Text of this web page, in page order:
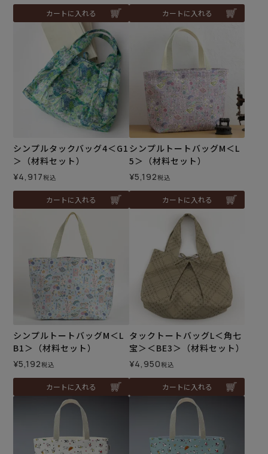
カートに入れる カートに入れる
シンプルタックバッグ4＜G1
＞（材料セット）
¥4,917税込
カートに入れる
シンプルトートバッグM＜L
5＞（材料セット）
¥5,192税込
カートに入れる
シンプルトートバッグM＜L
B1＞（材料セット）
¥5,192税込
カートに入れる
タックトートバッグL＜角七
宝＞＜BE3＞（材料セット）
¥4,950税込
カートに入れる